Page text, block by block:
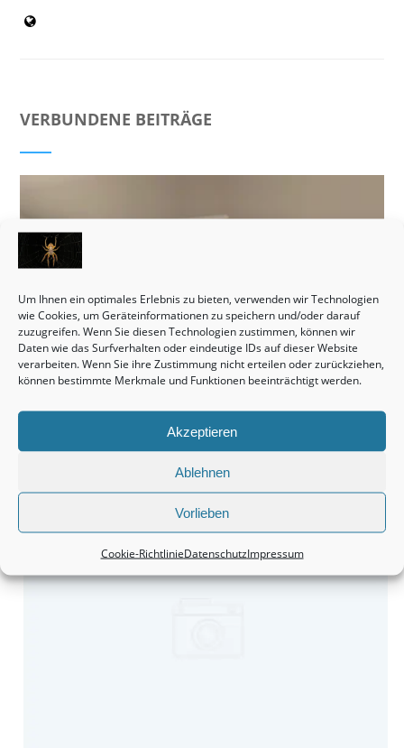
Um Ihnen ein optimales Erlebnis zu bieten, verwenden wir Technologien
wie Cookies, um Geräteinformationen zu speichern und/oder darauf
zuzugreifen. Wenn Sie diesen Technologien zustimmen, können wir
Daten wie das Surfverhalten oder eindeutige IDs auf dieser Website
verarbeiten. Wenn Sie ihre Zustimmung nicht erteilen oder zurückziehen,
können bestimmte Merkmale und Funktionen beeinträchtigt werden.
Akzeptieren
Ablehnen
Vorlieben
Cookie-RichtlinieDatenschutzImpressum
VERBUNDENE BEITRÄGE
Monteurzimmer Hannover: Schnell die passende Unterkunft